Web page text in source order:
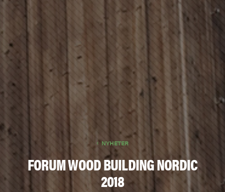
NYHETER
FORUM WOOD BUILDING NORDIC
2018